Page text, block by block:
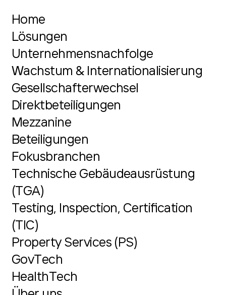
Home
Lösungen
Unternehmensnachfolge
Wachstum & Internationalisierung
Gesellschafterwechsel
Direktbeteiligungen
Mezzanine
Beteiligungen
Fokusbranchen
Technische Gebäudeausrüstung
(TGA)
Testing, Inspection, Certification
(TIC)
Property Services (PS)
GovTech
HealthTech